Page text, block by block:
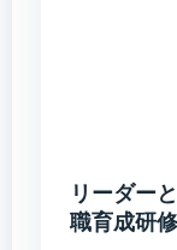
リーダー
職育成研修